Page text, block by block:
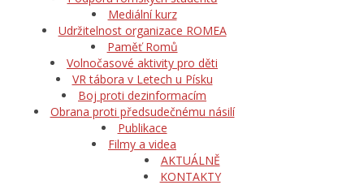
Mediální kurz
Udržitelnost organizace ROMEA
Paměť Romů
Volnočasové aktivity pro děti
VR tábora v Letech u Písku
Boj proti dezinformacím
Obrana proti předsudečnému násilí
Publikace
Filmy a videa
AKTUÁLNĚ
KONTAKTY